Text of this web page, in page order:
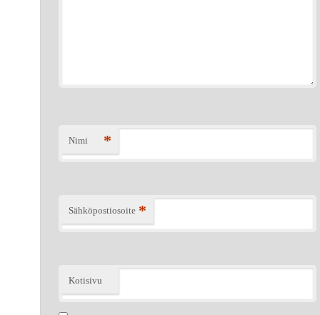
Nimi *
Sähköpostiosoite *
Kotisivu